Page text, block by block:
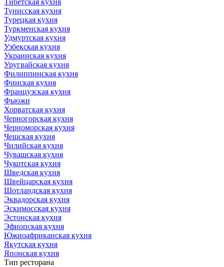
Тунисская кухня
Турецкая кухня
Туркменская кухня
Удмуртская кухня
Узбекская кухня
Украинская кухня
Уругвайская кухня
Филиппинская кухня
Финская кухня
Французская кухня
Фьюжн
Хорватская кухня
Черногорская кухня
Черноморская кухня
Чешская кухня
Чилийская кухня
Чувашская кухня
Чукотская кухня
Шведская кухня
Швейцарская кухня
Шотландская кухня
Эквадорская кухня
Эскимосская кухня
Эстонская кухня
Эфиопская кухня
Южноафриканская кухня
Якутская кухня
Японская кухня
Тип ресторана